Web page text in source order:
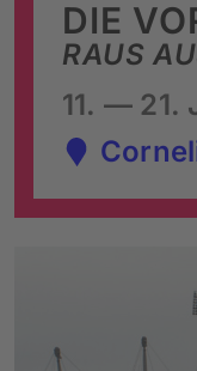
RAUS
DIE
11. — 21.